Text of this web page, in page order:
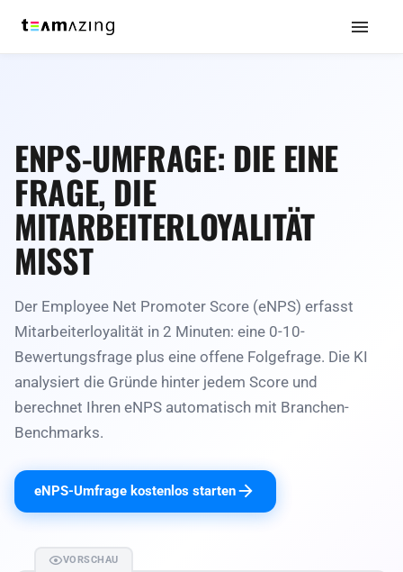
ENPS-UMFRAGE: DIE EINE
FRAGE, DIE
MITARBEITERLOYALITÄT
MISST
Der Employee Net Promoter Score (eNPS) erfasst
Mitarbeiterloyalität in 2 Minuten: eine 0-10-
Bewertungsfrage plus eine offene Folgefrage. Die KI
analysiert die Gründe hinter jedem Score und
berechnet Ihren eNPS automatisch mit Branchen-
Benchmarks.
eNPS-Umfrage kostenlos starten
VORSCHAU